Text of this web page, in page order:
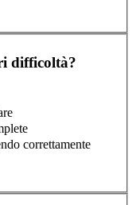
difficoltà?
correttamente